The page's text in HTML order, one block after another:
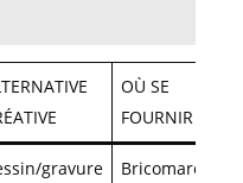
OÙ SE
FOURNIR ?
gravure Bricomarché,